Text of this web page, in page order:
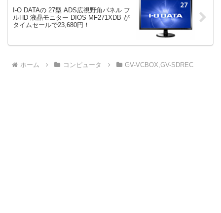
I-O DATAの 27型 ADS広視野角パネル フ
ルHD 液晶モニター DIOS-MF271XDB が
タイムセールで23,680円！
ホーム コンピュータ GV-VCBOX,GV-SDREC